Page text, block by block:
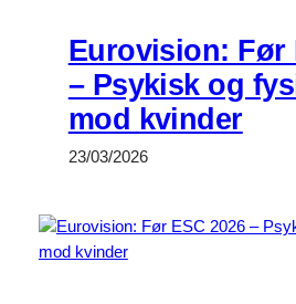
Eurovision: Før
– Psykisk og
mod kvinder
23/03/2026